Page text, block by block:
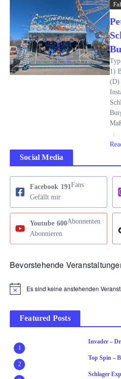
1)
(D)
Social Media
Facebook 191Fans
Gefällt mir
Youtube 600Abonnenten
Abonnieren
Bevorstehende
HinweisEs sind keine anstehenden
Featured Posts
1
Invader –
2
Top Spin –
Schlager